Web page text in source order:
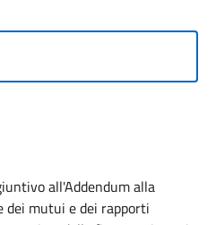
all'Addendum alla
dei mutui e dei rapporti